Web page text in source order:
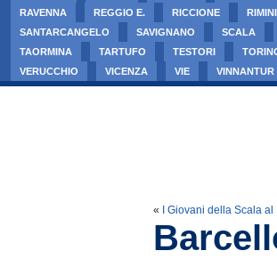
RAVENNA
REGGIO E. RICCIONE RIMINI
SANTARCANGELO
SAVIGNANO SCALA
TAORMINA
TARTUFO TESTORI
VERUCCHIO
VICENZA VIE VINNANTUR
« I Giovani della Scala al